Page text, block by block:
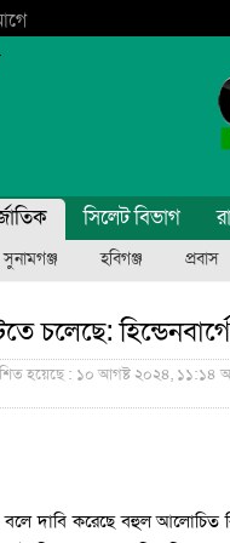
সিলেট বিভাগ
সুনামগঞ্জ হবিগঞ্জ প্রবাস
চলেছে:
হয়েছে : ১০ আগষ্ট ২০২৪, ১১:১৪
দাবি করেছে বহুল আলোচিত